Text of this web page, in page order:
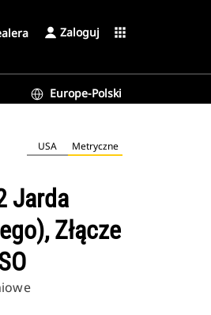
Zaloguj apps
Europe-Polski
USA Metryczne
Jarda
Złącze